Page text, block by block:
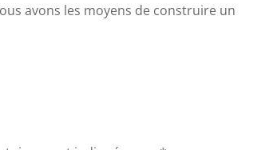
avons les moyens de construire un